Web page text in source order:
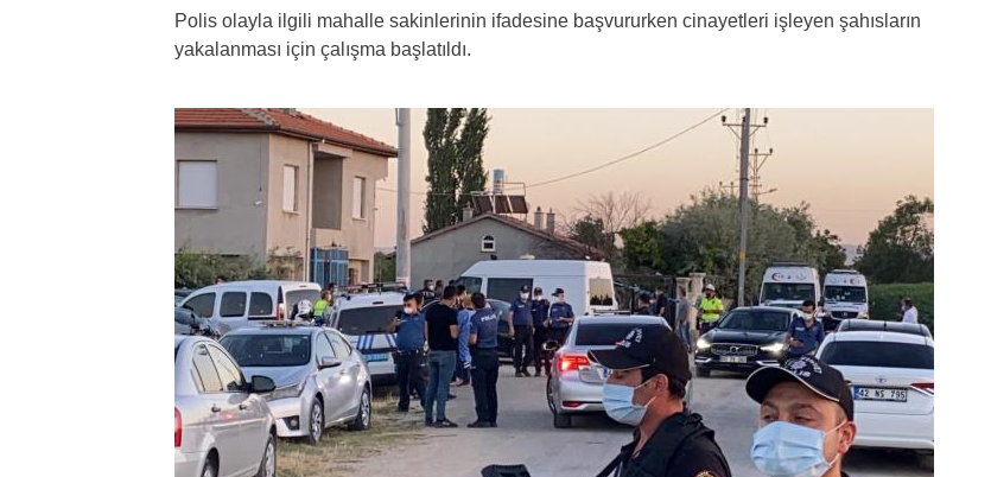
Polis olayla ilgili mahalle sakinlerinin ifadesine başvururken cinayetleri işleyen şahısların
yakalanması için çalışma başlatıldı.